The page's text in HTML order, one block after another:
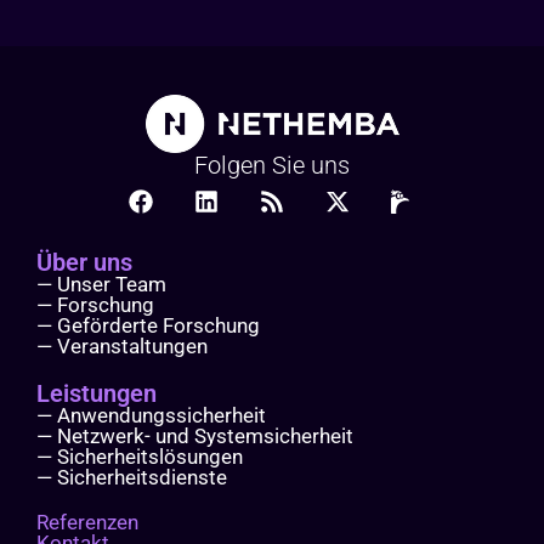
Folgen Sie uns
Über uns
— Unser Team
— Forschung
— Geförderte Forschung
— Veranstaltungen
Leistungen
— Anwendungssicherheit
— Netzwerk- und Systemsicherheit
— Sicherheitslösungen
— Sicherheitsdienste
Referenzen